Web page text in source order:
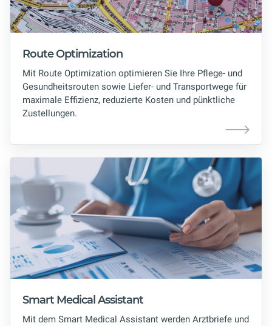
Route Optimization
Mit Route Optimization optimieren Sie Ihre Pflege- und
Gesundheitsrouten sowie Liefer- und Transportwege für
maximale Effizienz, reduzierte Kosten und pünktliche
Zustellungen.
Smart Medical Assistant
Mit dem Smart Medical Assistant werden Arztbriefe und